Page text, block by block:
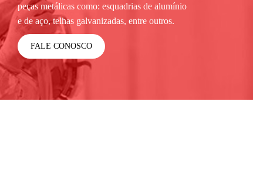
peças metálicas como: esquadrias de alumínio
e de aço, telhas galvanizadas, entre outros.
FALE CONOSCO